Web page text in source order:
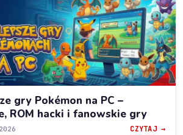
gry Pokémon na PC –
ROM hacki i fanowskie gry
CZYTAJ →